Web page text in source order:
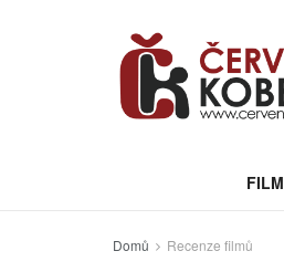
FILM
Domů Recenze filmů